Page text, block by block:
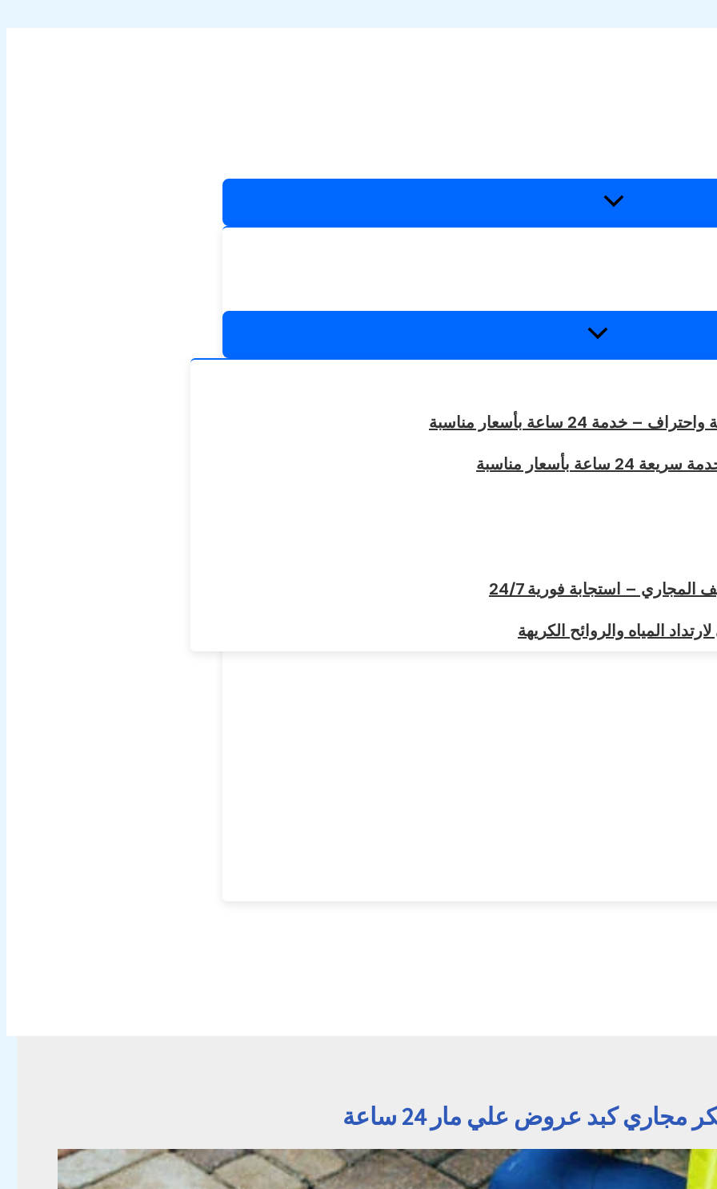
24 ساعة بأسعار مناسبة
بأسعار مناسبة
– استجابة فورية 24/7
المياه والروائح الكريهة
مجاري كبد عروض علي مار 24 ساعة